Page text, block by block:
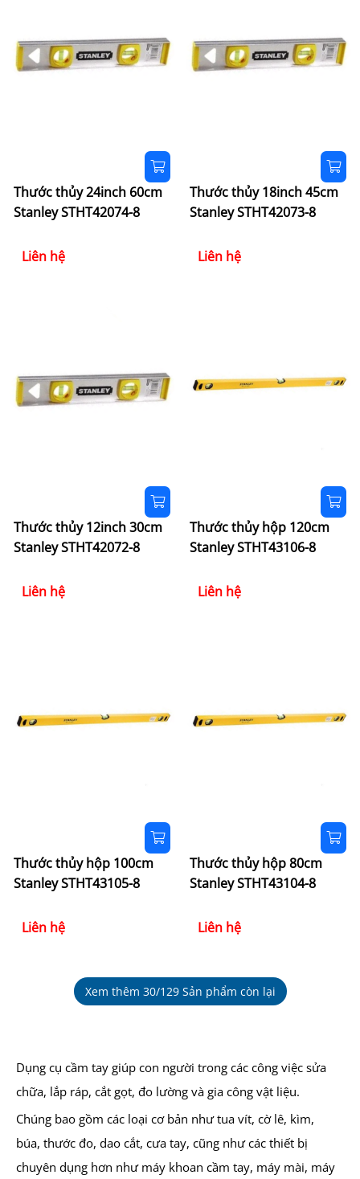
Thước thủy 24inch 60cm
Stanley STHT42074-8
Liên hệ
Thước thủy 18inch 45cm
Stanley STHT42073-8
Liên hệ
Thước thủy 12inch 30cm
Stanley STHT42072-8
Liên hệ
Thước thủy hộp 120cm
Stanley STHT43106-8
Liên hệ
Thước thủy hộp 100cm
Stanley STHT43105-8
Liên hệ
Thước thủy hộp 80cm
Stanley STHT43104-8
Liên hệ
Xem thêm 30/129 Sản phẩm còn lại
Dụng cụ cầm tay giúp con người trong các công việc sửa
chữa, lắp ráp, cắt gọt, đo lường và gia công vật liệu.
Chúng bao gồm các loại cơ bản như tua vít, cờ lê, kìm,
búa, thước đo, dao cắt, cưa tay, cũng như các thiết bị
chuyên dụng hơn như máy khoan cầm tay, máy mài, máy